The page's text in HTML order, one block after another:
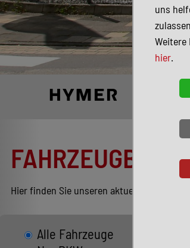
Hier finden Sie unseren aktuellen Bestand
Alle Fahrzeuge
uns
Weitere
hier.